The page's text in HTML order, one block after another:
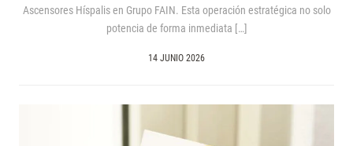
Ascensores Híspalis en Grupo FAIN. Esta operación estratégica no solo
potencia de forma inmediata […]
14 JUNIO 2026